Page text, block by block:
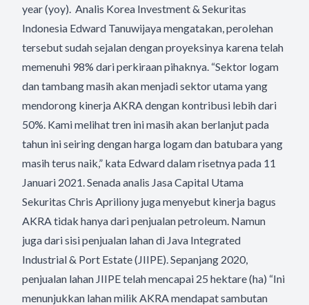
year (yoy). Analis Korea Investment & Sekuritas
Indonesia Edward Tanuwijaya mengatakan, perolehan
tersebut sudah sejalan dengan proyeksinya karena telah
memenuhi 98% dari perkiraan pihaknya. “Sektor logam
dan tambang masih akan menjadi sektor utama yang
mendorong kinerja AKRA dengan kontribusi lebih dari
50%. Kami melihat tren ini masih akan berlanjut pada
tahun ini seiring dengan harga logam dan batubara yang
masih terus naik,” kata Edward dalam risetnya pada 11
Januari 2021. Senada analis Jasa Capital Utama
Sekuritas Chris Apriliony juga menyebut kinerja bagus
AKRA tidak hanya dari penjualan petroleum. Namun
juga dari sisi penjualan lahan di Java Integrated
Industrial & Port Estate (JIIPE). Sepanjang 2020,
penjualan lahan JIIPE telah mencapai 25 hektare (ha) “Ini
menunjukkan lahan milik AKRA mendapat sambutan